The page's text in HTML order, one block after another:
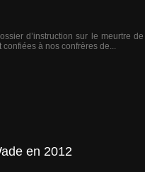
d’instruction sur le meurtre de
à nos confrères de...
en 2012